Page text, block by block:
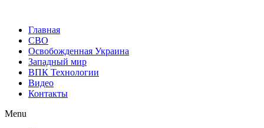
Главная
СВО
Освобожденная Украина
Западный мир
ВПК Технологии
Видео
Контакты
Menu